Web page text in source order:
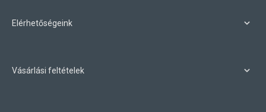
Elérhetőségeink
Vásárlási feltételek